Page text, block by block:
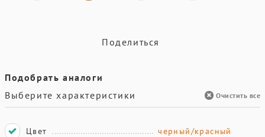
Поделиться
Подобрать аналоги
Выберите характеристики
Очистить все
Цвет
черный/красный